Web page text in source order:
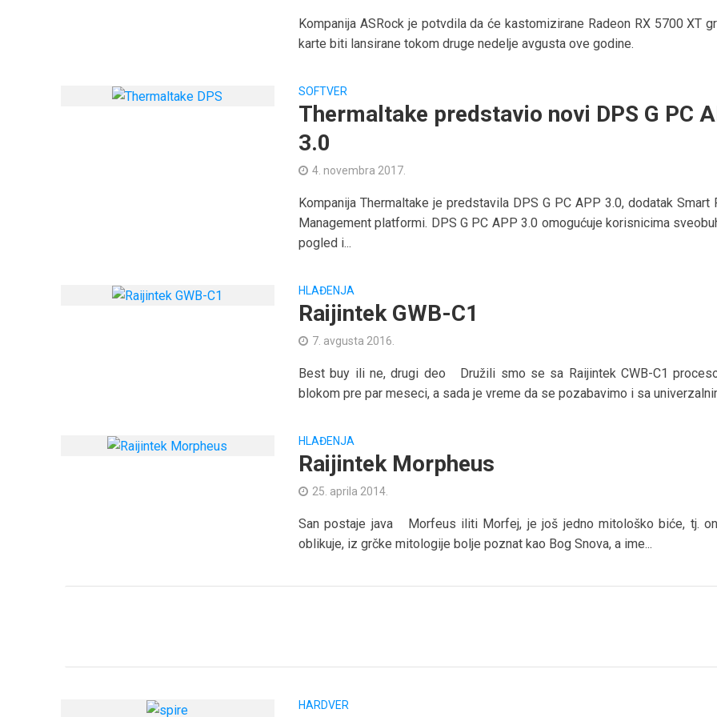
Kompanija ASRock je potvdila da će kastomizirane Radeon RX 5700 XT
karte biti lansirane tokom druge nedelje avgusta ove godine.
SOFTVER
Thermaltake predstavio novi DPS G PC
3.0
4. novembra 2017.
Kompanija Thermaltake je predstavila DPS G PC APP 3.0, dodatak Smart
Management platformi. DPS G PC APP 3.0 omogućuje korisnicima
pogled i...
HLAĐENJA
Raijintek GWB-C1
7. avgusta 2016.
Best buy ili ne, drugi deo Družili smo se sa Raijintek CWB-C1
blokom pre par meseci, a sada je vreme da se pozabavimo i sa
HLAĐENJA
Raijintek Morpheus
25. aprila 2014.
San postaje java Morfeus iliti Morfej, je još jedno mitološko biće, tj.
oblikuje, iz grčke mitologije bolje poznat kao Bog Snova, a ime...
HARDVER